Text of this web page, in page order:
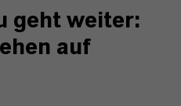
geht weiter:
auf